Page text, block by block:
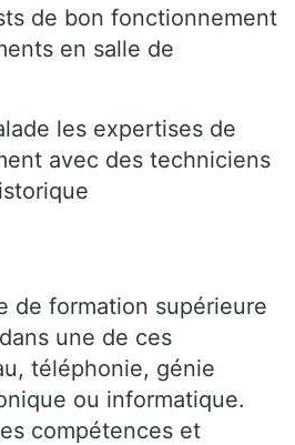
de bon fonctionnement
en salle de
les expertises de
avec des techniciens
de formation supérieure
une de ces
téléphonie, génie
ou informatique.
compétences et